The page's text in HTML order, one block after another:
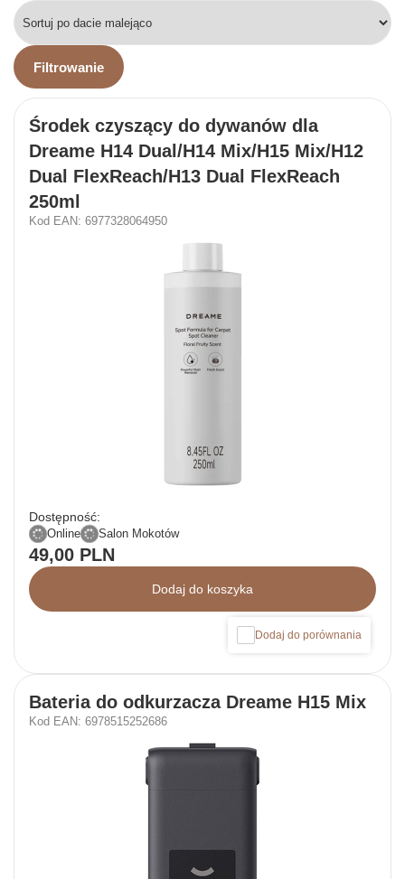
Filtrowanie
Środek czyszący do dywanów dla
Dreame H14 Dual/H14 Mix/H15 Mix/H12
Dual FlexReach/H13 Dual FlexReach
250ml
Kod EAN: 6977328064950
Dostępność:
Online Salon Mokotów
49,00 PLN
Dodaj do koszyka
Dodaj do porównania
Bateria do odkurzacza Dreame H15 Mix
Kod EAN: 6978515252686